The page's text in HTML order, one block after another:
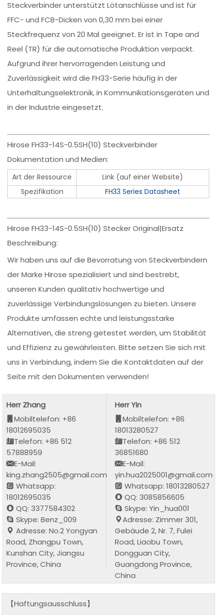
Steckverbinder unterstützt Lötanschlüsse und ist für
FFC- und FCB-Dicken von 0,30 mm bei einer
Steckfrequenz von 20 Mal geeignet. Er ist in Tape and
Reel (TR) für die automatische Produktion verpackt.
Aufgrund ihrer hervorragenden Leistung und
Zuverlässigkeit wird die FH33-Serie häufig in der
Unterhaltungselektronik, in Kommunikationsgeräten und
in der Industrie eingesetzt.
Hirose FH33-14S-0.5SH(10) Steckverbinder
Dokumentation und Medien:
Art der Ressource
Link (auf einer Website)
Spezifikation
FH33 Series Datasheet
Hirose FH33-14S-0.5SH(10) Stecker Original|Ersatz
Beschreibung:
Wir haben uns auf die Bevorratung von Steckverbindern
der Marke Hirose spezialisiert und sind bestrebt,
unseren Kunden qualitativ hochwertige und
zuverlässige Verbindungslösungen zu bieten. Unsere
Produkte umfassen echte und leistungsstarke
Alternativen, die streng getestet werden, um Stabilität
und Effizienz zu gewährleisten. Bitte setzen Sie sich mit
uns in Verbindung, indem Sie die Kontaktdaten auf der
Seite mit den Dokumenten verwenden!
Herr Zhang
Mobiltelefon: +86
18012695035
Telefon: +86 512
57888959
E-Mail:
king.zhang2505@gmail.com
Whatsapp:
18012695035
QQ: 3377584302
Skype: Benz_009
Adresse: No.2 Yongyan
Road, Zhangpu Town,
Kunshan City, Jiangsu
Province, China
Herr Yin
Mobiltelefon: +86
18013280527
Telefon: +86 512
36851680
E-Mail:
yin.hua2025001@gmail.com
Whatsapp: 18013280527
QQ: 3085856605
Skype: Yin_hua001
Adresse: Zimmer 301,
Gebäude 2, Nr. 7, Fulei
Road, Liaobu Town,
Dongguan City,
Guangdong Province,
China
【Haftungsausschluss】